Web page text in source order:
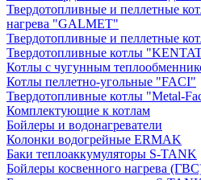
Твердотопливные и пеллетные
нагрева "GALMET"
Твердотопливные и пеллетные
Твердотопливные котлы
Котлы с чугунным
Котлы пеллетно-угольные "FACI"
Твердотопливные котлы "Metal-
Комплектующие к котлам
Бойлеры и водонагреватели
Колонки водогрейные ERMAK
Баки теплоаккумуляторы S-TANK
Бойлеры косвенного нагрева